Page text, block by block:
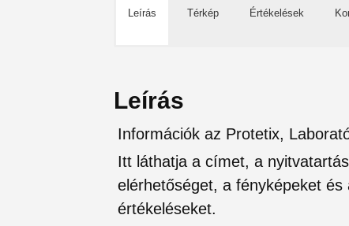
Leírás Térkép Értékelések
Leírás
Információk az Protetix,
Itt láthatja a címet, a
elérhetőséget, a fényképeket
értékeléseket.